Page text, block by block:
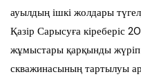
ауылдың ішкі жолдары
Қазір Сарысуға кіреберіс
жұмыстары қарқынды
скважинасының тартылуы